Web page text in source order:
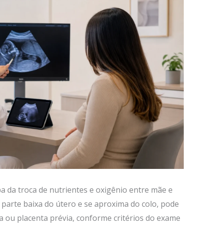
da troca de nutrientes e oxigênio entre mãe e
baixa do útero e se aproxima do colo, pode
ou placenta prévia, conforme critérios do exame